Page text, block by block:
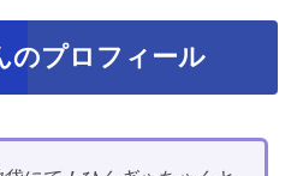
のプロフィール